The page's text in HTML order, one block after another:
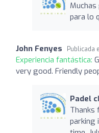
para lo
John Fenyes Publicada
Experiencia fantástica:
very good. Friendly
Padel
Thanks
parking